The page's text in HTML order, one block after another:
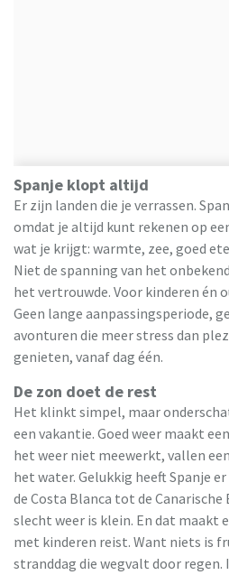
Spanje klopt altijd
Er zijn landen die je verrassen.
omdat je altijd kunt rekenen op
wat je krijgt: warmte, zee, goed
Niet de spanning van het
het vertrouwde. Voor kinderen én
Geen lange aanpassingsperiode,
avonturen die meer stress dan
genieten, vanaf dag één.
De zon doet de rest
Het klinkt simpel, maar
een vakantie. Goed weer maakt
het weer niet meewerkt, vallen
het water. Gelukkig heeft Spanje
de Costa Blanca tot de Canarische
slecht weer is klein. En dat maakt
met kinderen reist. Want niets is
stranddag die wegvalt door regen.